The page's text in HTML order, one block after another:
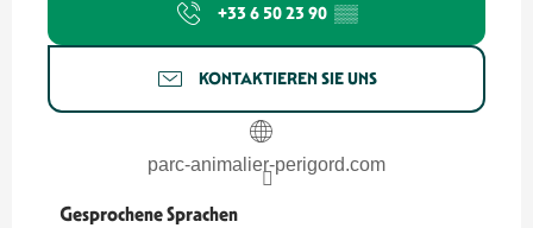
+33 6 50 23 90 ▒▒
KONTAKTIEREN SIE UNS
parc-animalier-perigord.com
Gesprochene Sprachen
Gesprochene Sprachen